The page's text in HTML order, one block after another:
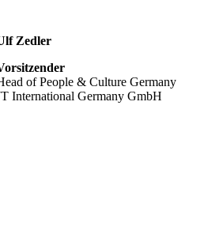
Zedler
of People & Culture Germany
International Germany GmbH